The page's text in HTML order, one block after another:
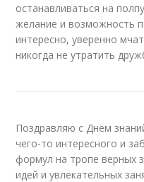
останавливаться на
желание и возможность
интересно, уверенно
никогда не утратить
Поздравляю с Днём
чего-то интересного и
формул на тропе верных
идей и увлекательных